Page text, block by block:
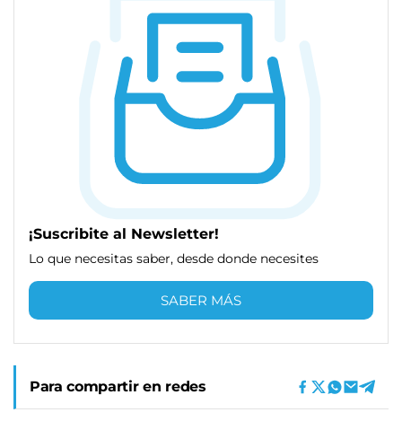
¡Suscribite al Newsletter!
Lo que necesitas saber, desde donde necesites
SABER MÁS
Para compartir en redes